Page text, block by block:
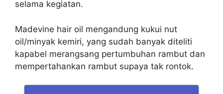
selama kegiatan.
Madevine hair oil mengandung kukui nut
oil/minyak kemiri, yang sudah banyak diteliti
kapabel merangsang pertumbuhan rambut dan
mempertahankan rambut supaya tak rontok.